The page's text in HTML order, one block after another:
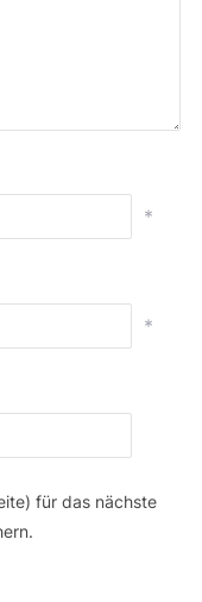
*
*
für das nächste